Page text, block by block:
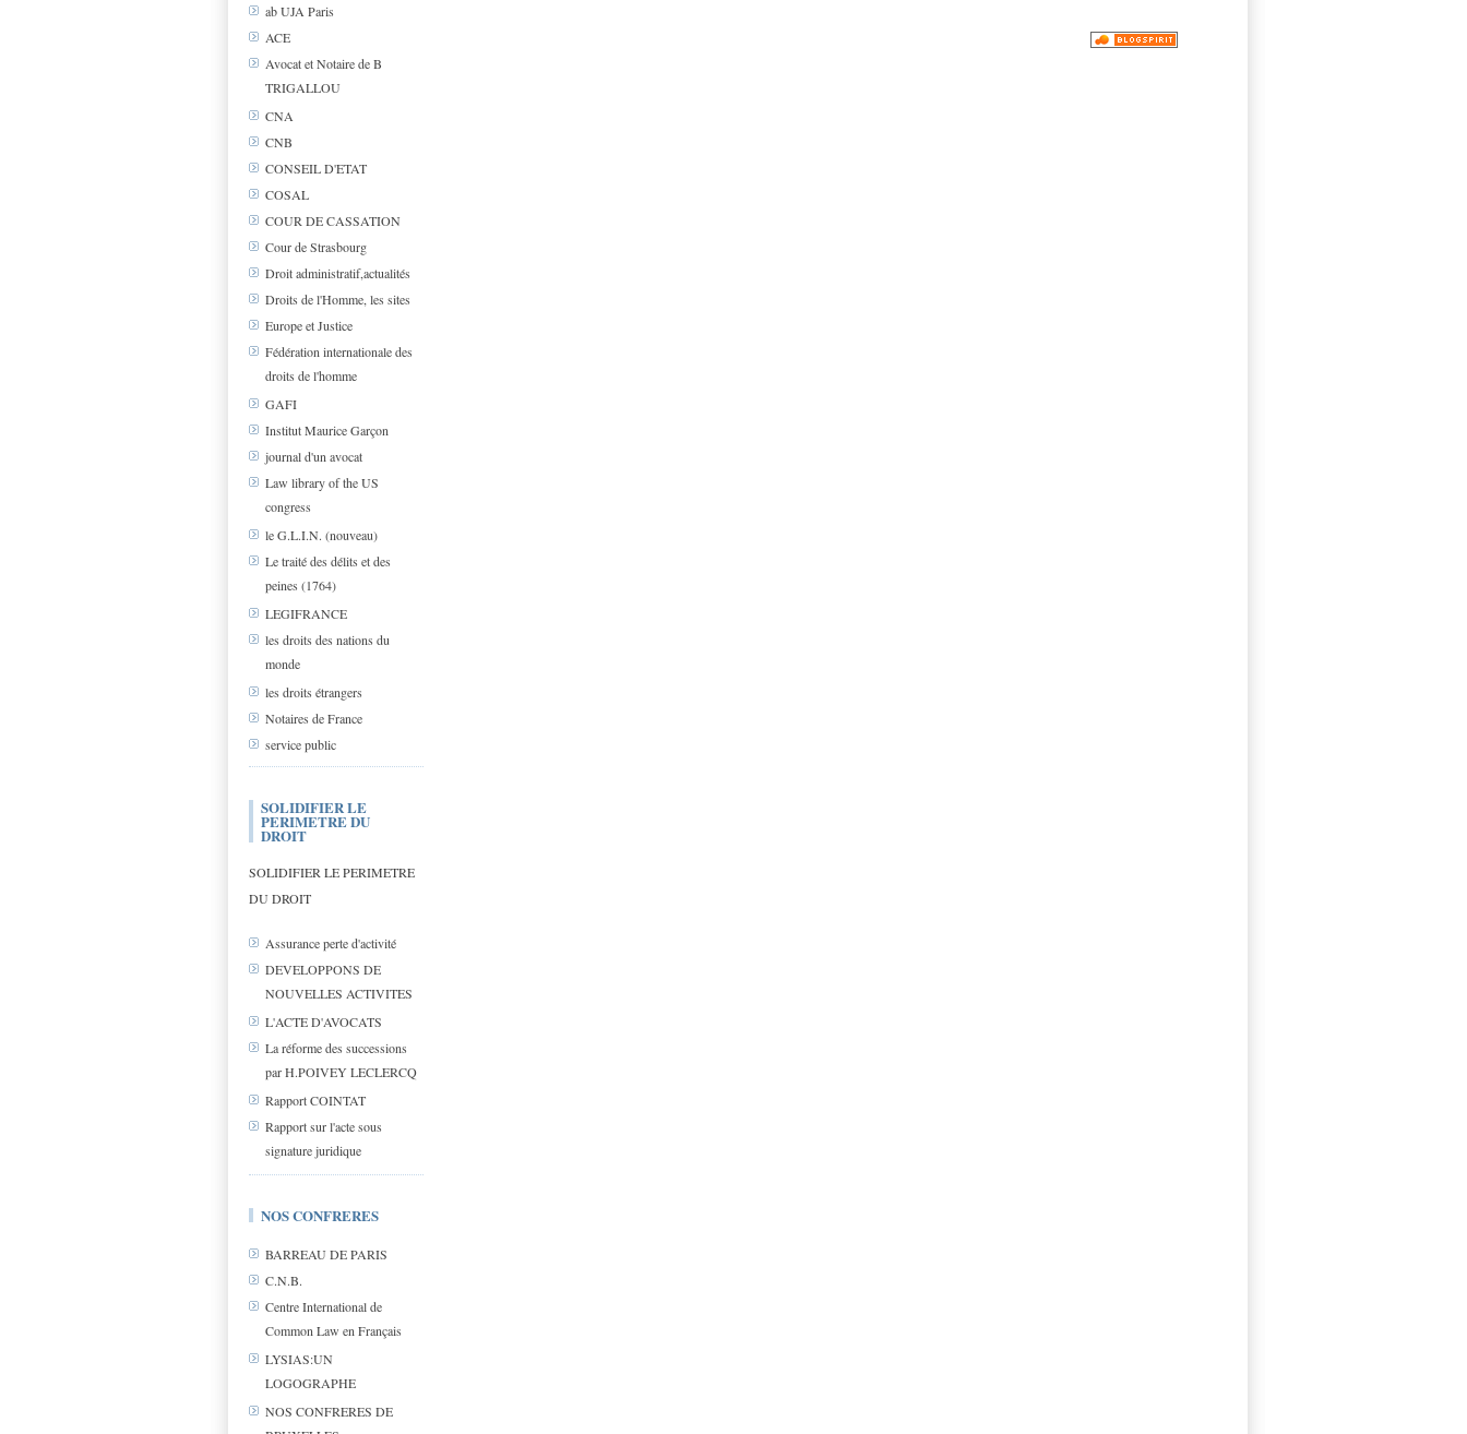
ab UJA Paris
ACE
Avocat et Notaire de B
TRIGALLOU
CNA
CNB
CONSEIL D'ETAT
COSAL
COUR DE CASSATION
Cour de Strasbourg
Droit administratif,actualités
Droits de l'Homme, les sites
Europe et Justice
Fédération internationale des
droits de l'homme
GAFI
Institut Maurice Garçon
journal d'un avocat
Law library of the US
congress
le G.L.I.N. (nouveau)
Le traité des délits et des
peines (1764)
LEGIFRANCE
les droits des nations du
monde
les droits étrangers
Notaires de France
service public
SOLIDIFIER LE
PERIMETRE DU
DROIT
SOLIDIFIER LE PERIMETRE
DU DROIT
Assurance perte d'activité
DEVELOPPONS DE
NOUVELLES ACTIVITES
L'ACTE D'AVOCATS
La réforme des successions
par H.POIVEY LECLERCQ
Rapport COINTAT
Rapport sur l'acte sous
signature juridique
NOS CONFRERES
BARREAU DE PARIS
C.N.B.
Centre International de
Common Law en Français
LYSIAS:UN
LOGOGRAPHE
NOS CONFRERES DE